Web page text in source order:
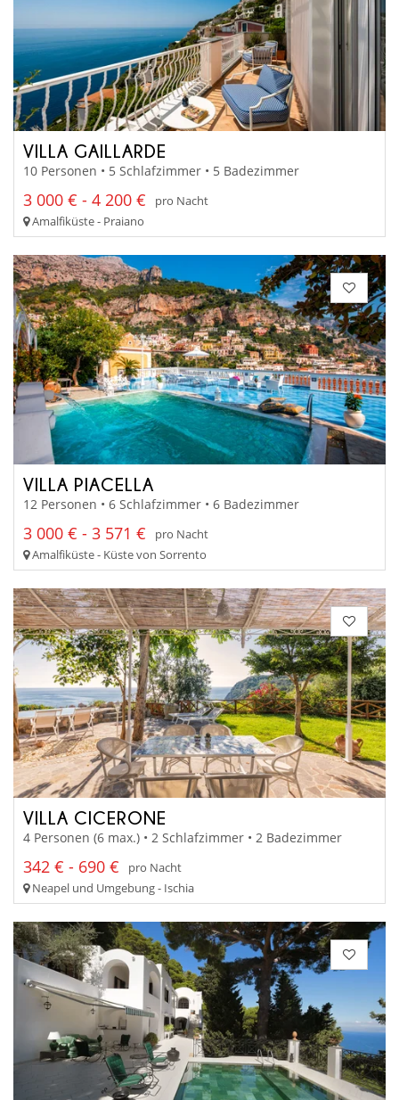
VILLA GAILLARDE
10 Personen • 5 Schlafzimmer • 5 Badezimmer
3 000 € - 4 200 €
pro Nacht
Amalfiküste - Praiano
VILLA PIACELLA
12 Personen • 6 Schlafzimmer • 6 Badezimmer
3 000 € - 3 571 €
pro Nacht
Amalfiküste - Küste von Sorrento
VILLA CICERONE
4 Personen (6 max.) • 2 Schlafzimmer • 2 Badezimmer
342 € - 690 €
pro Nacht
Neapel und Umgebung - Ischia